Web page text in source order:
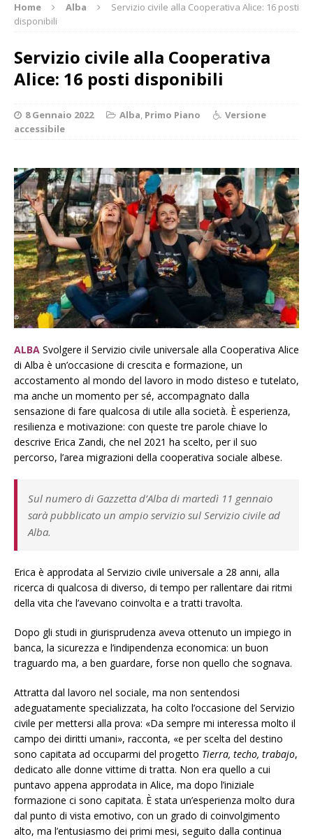
Home Alba
Servizio civile alla Cooperativa Alice: 16 posti
disponibili
Servizio civile alla Cooperativa
Alice: 16 posti disponibili
8 Gennaio 2022 Alba, Primo Piano
Versione
accessibile
ALBA Svolgere il Servizio civile universale alla Cooperativa Alice
di Alba è un’occasione di crescita e formazione, un
accostamento al mondo del lavoro in modo disteso e tutelato,
ma anche un momento per sé, accompagnato dalla
sensazione di fare qualcosa di utile alla società. È esperienza,
resilienza e motivazione: con queste tre parole chiave lo
descrive Erica Zandi, che nel 2021 ha scelto, per il suo
percorso, l’area migrazioni della cooperativa sociale albese.
Sul numero di Gazzetta d’Alba di martedì 11 gennaio
sarà pubblicato un ampio servizio sul Servizio civile ad
Alba.
Erica è approdata al Servizio civile universale a 28 anni, alla
ricerca di qualcosa di diverso, di tempo per rallentare dai ritmi
della vita che l’avevano coinvolta e a tratti travolta.
Dopo gli studi in giurisprudenza aveva ottenuto un impiego in
banca, la sicurezza e l’indipendenza economica: un buon
traguardo ma, a ben guardare, forse non quello che sognava.
Attratta dal lavoro nel sociale, ma non sentendosi
adeguatamente specializzata, ha colto l’occasione del Servizio
civile per mettersi alla prova: «Da sempre mi interessa molto il
campo dei diritti umani», racconta, «e per scelta del destino
sono capitata ad occuparmi del progetto Tierra, techo, trabajo,
dedicato alle donne vittime di tratta. Non era quello a cui
puntavo appena approdata in Alice, ma dopo l’iniziale
formazione ci sono capitata. È stata un’esperienza molto dura
dal punto di vista emotivo, con un grado di coinvolgimento
alto, ma l’entusiasmo dei primi mesi, seguito dalla continua